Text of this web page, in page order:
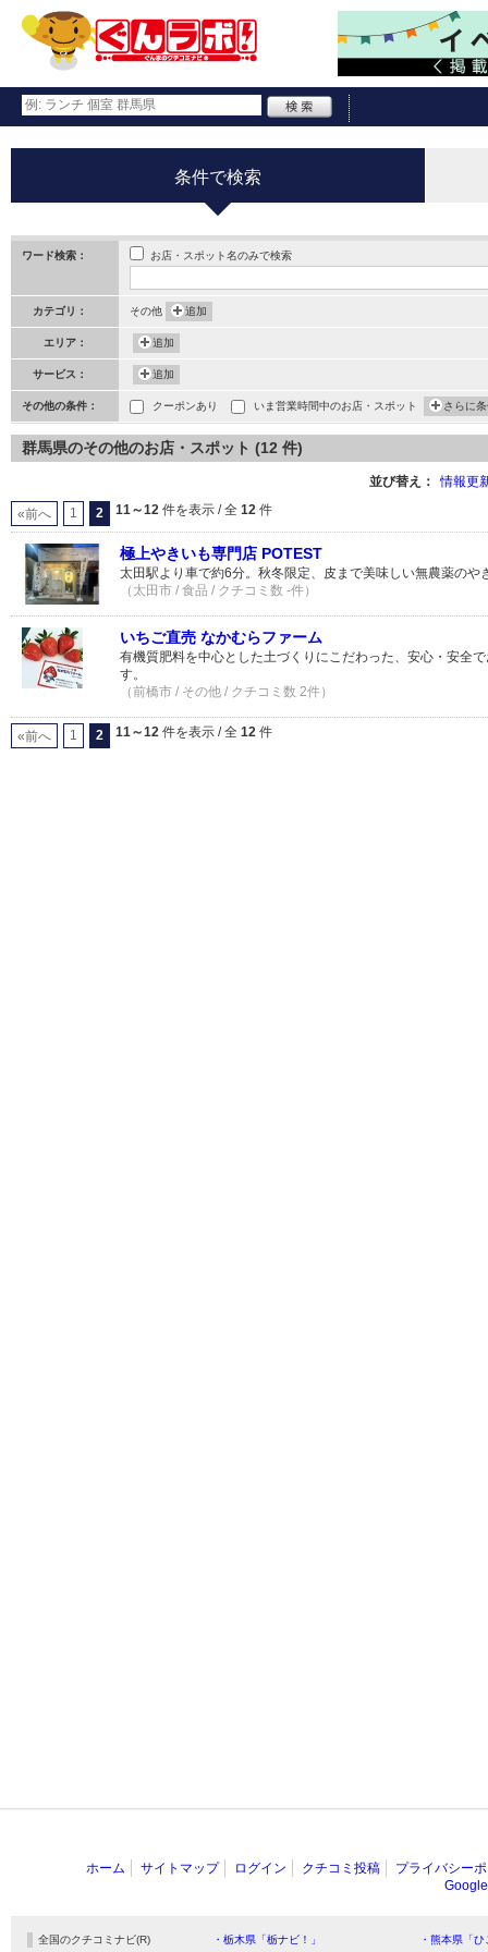
条件で検索
ワード検索： お店・スポット名のみで検索
カテゴリ： その他 追加
エリア： 追加
サービス： 追加
その他の条件： クーポンあり いま営業時間中のお店・スポット さらに
群馬県のその他のお店・スポット (12 件)
並び替え： 情報更
«前へ 1 2 11～12 件を表示 / 全 12 件
極上やきいも専門店 POTEST
太田駅より車で約6分。秋冬限定、皮まで美味しい無農薬のや
（太田市 / 食品 / クチコミ数 -件）
いちご直売 なかむらファーム
有機質肥料を中心とした土づくりにこだわった、安心・安全
す。
（前橋市 / その他 / クチコミ数 2件）
«前へ 1 2 11～12 件を表示 / 全 12 件
ホーム サイトマップ ログイン クチコミ投稿
プライバシー
全国のクチコミナビ(R) ・栃木県「栃ナビ！」 ・熊本県「